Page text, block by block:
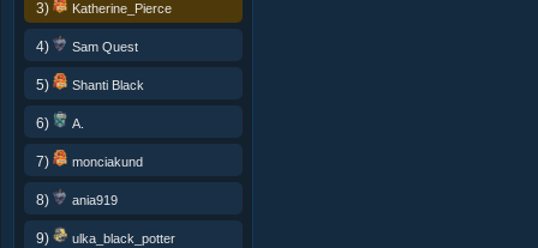
3) Katherine_Pierce
4) Sam Quest
5) Shanti Black
6) A.
7) monciakund
8) ania919
9) ulka_black_potter